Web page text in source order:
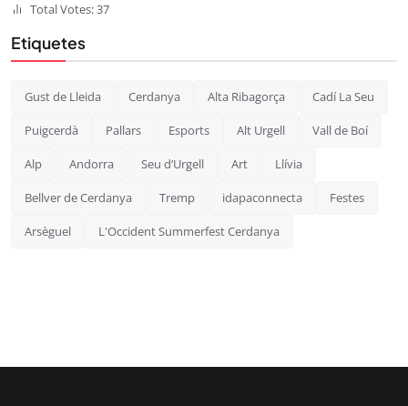
Total Votes: 37
Etiquetes
Gust de Lleida Cerdanya Alta Ribagorça Cadí La Seu
Puigcerdà Pallars Esports Alt Urgell Vall de Boí
Alp Andorra Seu d’Urgell Art Llívia
Bellver de Cerdanya Tremp idapaconnecta Festes
Arsèguel L'Occident Summerfest Cerdanya